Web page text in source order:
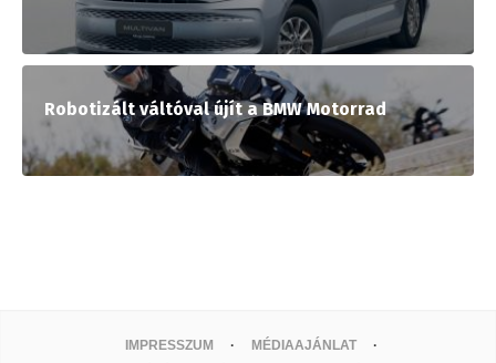
Robotizált váltóval újít a BMW Motorrad
IMPRESSZUM
MÉDIAAJÁNLAT